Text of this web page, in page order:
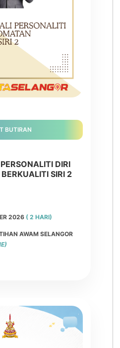
BUTIRAN
DIRI
SIRI 2
2026 ( 2 HARI)
AWAM SELANGOR